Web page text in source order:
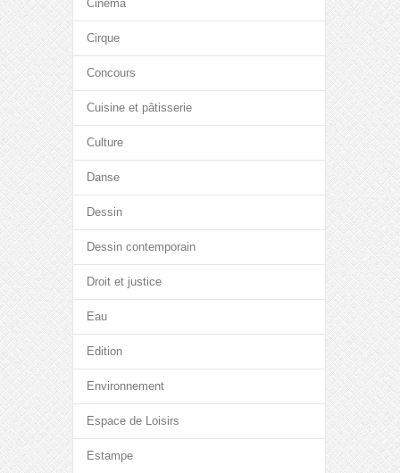
Cinéma
Cirque
Concours
Cuisine et pâtisserie
Culture
Danse
Dessin
Dessin contemporain
Droit et justice
Eau
Edition
Environnement
Espace de Loisirs
Estampe